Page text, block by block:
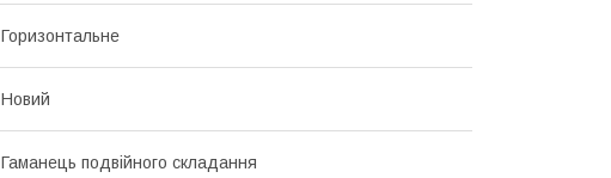
Горизонтальне
Новий
Гаманець подвійного складання